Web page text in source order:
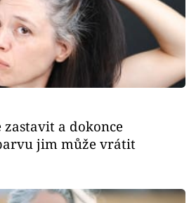
a dokonce
jim může vrátit